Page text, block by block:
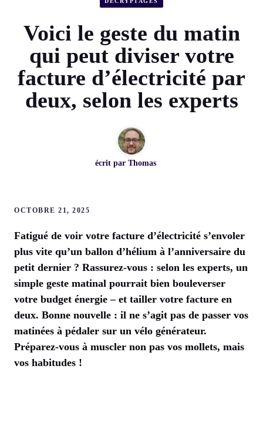
Voici le geste du matin
qui peut diviser votre
facture d’électricité par
deux, selon les experts
écrit par Thomas
OCTOBRE 21, 2025
Fatigué de voir votre facture d’électricité s’envoler
plus vite qu’un ballon d’hélium à l’anniversaire du
petit dernier ? Rassurez-vous : selon les experts, un
simple geste matinal pourrait bien bouleverser
votre budget énergie – et tailler votre facture en
deux. Bonne nouvelle : il ne s’agit pas de passer vos
matinées à pédaler sur un vélo générateur.
Préparez-vous à muscler non pas vos mollets, mais
vos habitudes !